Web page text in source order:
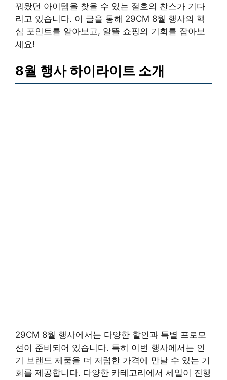
꿔왔던 아이템을 찾을 수 있는 절호의 찬스가 기다
리고 있습니다. 이 글을 통해 29CM 8월 행사의 핵
심 포인트를 알아보고, 알뜰 쇼핑의 기회를 잡아보
세요!
8월 행사 하이라이트 소개
29CM 8월 행사에서는 다양한 할인과 특별 프로모
션이 준비되어 있습니다. 특히 이번 행사에서는 인
기 브랜드 제품을 더 저렴한 가격에 만날 수 있는 기
회를 제공합니다. 다양한 카테고리에서 세일이 진행